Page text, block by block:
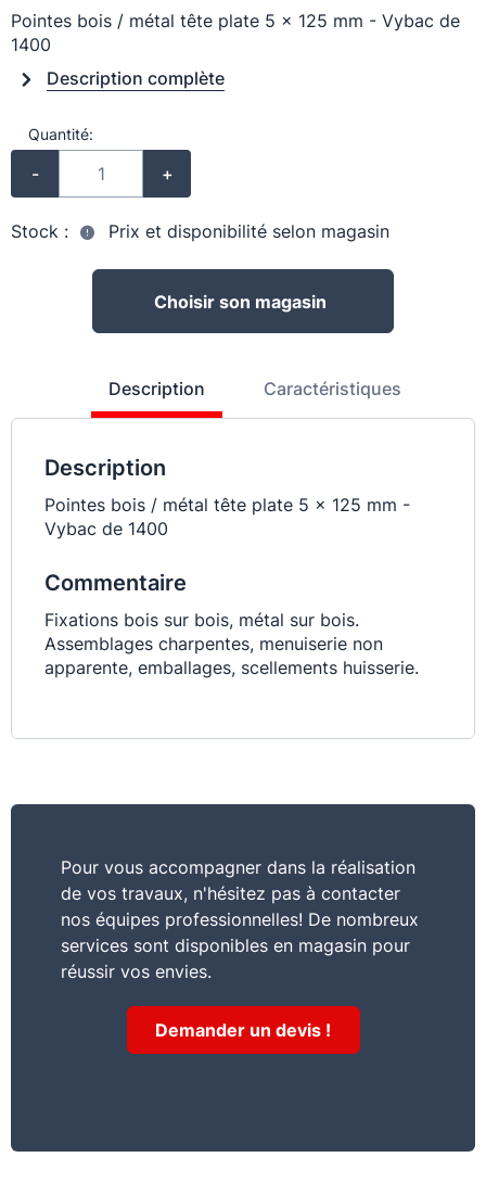
Pointes bois / métal tête plate 5 x 125 mm - Vybac de
1400
Description complète
Quantité:
- +
Stock : Prix et disponibilité selon magasin
Choisir son magasin
Description Caractéristiques
Description
Pointes bois / métal tête plate 5 x 125 mm -
Vybac de 1400
Commentaire
Fixations bois sur bois, métal sur bois.
Assemblages charpentes, menuiserie non
apparente, emballages, scellements huisserie.
Pour vous accompagner dans la réalisation
de vos travaux, n'hésitez pas à contacter
nos équipes professionnelles! De nombreux
services sont disponibles en magasin pour
réussir vos envies.
Demander un devis !